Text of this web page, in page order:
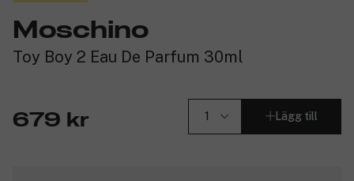
Moschino
Toy Boy 2 Eau De Parfum 30ml
679 kr Lägg till